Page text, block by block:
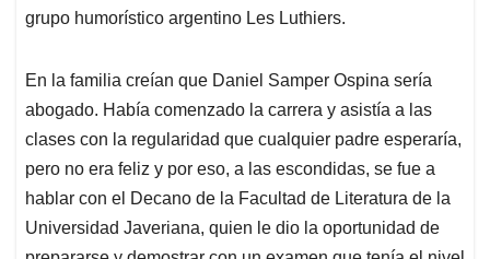
grupo humorístico argentino Les Luthiers.
En la familia creían que Daniel Samper Ospina sería
abogado. Había comenzado la carrera y asistía a las
clases con la regularidad que cualquier padre esperaría,
pero no era feliz y por eso, a las escondidas, se fue a
hablar con el Decano de la Facultad de Literatura de la
Universidad Javeriana, quien le dio la oportunidad de